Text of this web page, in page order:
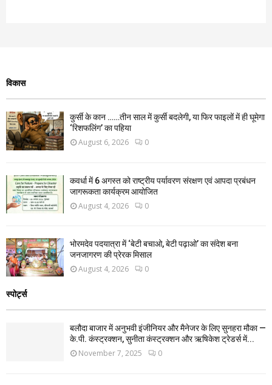
विकास
कुर्सी के कान ……तीन साल में कुर्सी बदलेगी, या फिर फाइलों में ही घूमेगा
‘रिशफलिंग’ का पहिया
August 6, 2026 0
कवर्धा में 6 अगस्त को राष्ट्रीय पर्यावरण संरक्षण एवं आपदा प्रबंधन
जागरूकता कार्यक्रम आयोजित
August 4, 2026 0
भोरमदेव पदयात्रा में ‘बेटी बचाओ, बेटी पढ़ाओ’ का संदेश बना
जनजागरण की प्रेरक मिसाल
August 4, 2026 0
स्पोर्ट्स
बलौदा बाजार में अनुभवी इंजीनियर और मैनेजर के लिए सुनहरा मौका —
के.पी. कंस्ट्रक्शन, सुनीता कंस्ट्रक्शन और ऋषिकेश ट्रेडर्स में...
November 7, 2025 0